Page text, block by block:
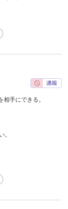
相手にできる。
。